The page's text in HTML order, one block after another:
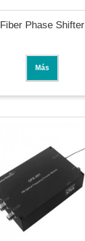
Fiber Phase Shifter
Más